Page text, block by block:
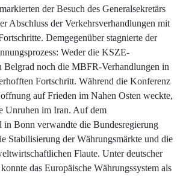
der Besuch des Generalsekretärs
Abschluss der Verkehrsverhandlungen mit
Demgegenüber stagnierte der
Weder die KSZE-
Belgrad noch die MBFR-Verhandlungen in
Fortschritt. Während die Konferenz
auf Frieden im Nahen Osten weckte,
Unruhen im Iran. Auf dem
Bonn verwandte die Bundesregierung
Stabilisierung der Währungsmärkte und die
Flaute. Unter deutscher
das Europäische Währungssystem als